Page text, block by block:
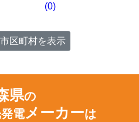
(0)
区町村を表示
県の
電メーカーは